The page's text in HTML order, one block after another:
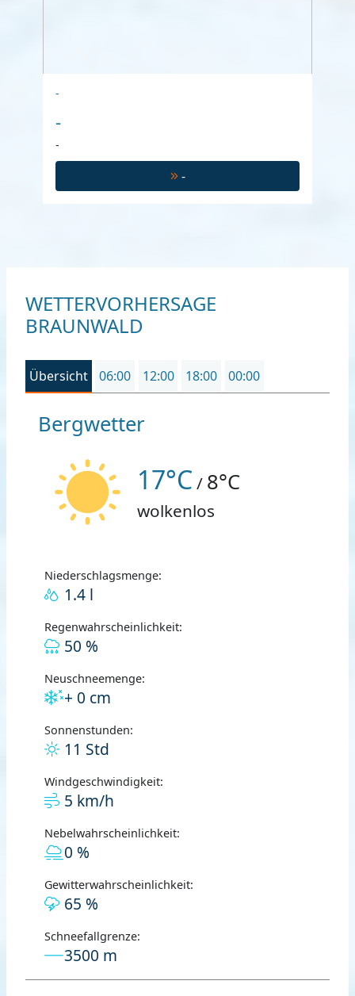
-
-
-
-
WETTERVORHERSAGE
BRAUNWALD
Übersicht 06:00 12:00 18:00 00:00
Bergwetter
17°C / 8°C
wolkenlos
Niederschlagsmenge:
1.4 l
Regenwahrscheinlichkeit:
50 %
Neuschneemenge:
+ 0 cm
Sonnenstunden:
11 Std
Windgeschwindigkeit:
5 km/h
Nebelwahrscheinlichkeit:
0 %
Gewitterwahrscheinlichkeit:
65 %
Schneefallgrenze:
3500 m